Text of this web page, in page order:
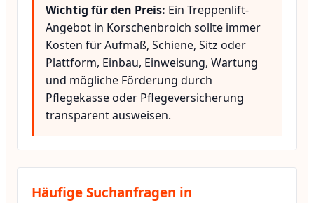
Wichtig für den Preis: Ein Treppenlift-
Angebot in Korschenbroich sollte immer
Kosten für Aufmaß, Schiene, Sitz oder
Plattform, Einbau, Einweisung, Wartung
und mögliche Förderung durch
Pflegekasse oder Pflegeversicherung
transparent ausweisen.
Häufige Suchanfragen in